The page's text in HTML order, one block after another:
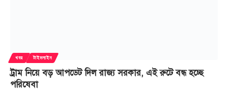
খবর টাইমলাইন
ট্রাম নিয়ে বড় আপডেট দিল রাজ্য সরকার, এই রুটে বন্ধ হচ্ছে
পরিষেবা